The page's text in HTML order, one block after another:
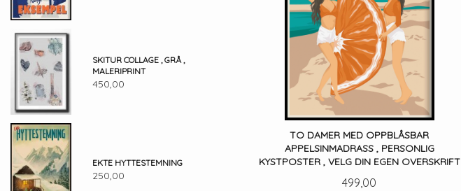
TO DAMER MED OPPBLÅSBAR
APPELSINMADRASS , PERSONLIG
KYSTPOSTER , VELG DIN EGEN OVERSKRIFT
Pris
499,00
SKITUR COLLAGE , GRÅ ,
MALERIPRINT
450,00
EKTE HYTTESTEMNING
250,00